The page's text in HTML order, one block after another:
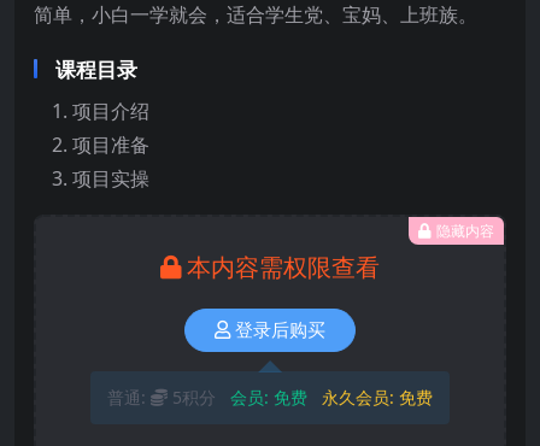
简单，小白一学就会，适合学生党、宝妈、上班族。
课程目录
项目介绍
项目准备
项目实操
隐藏内容
本内容需权限查看
登录后购买
普通: 5积分 会员: 免费 永久会员: 免费